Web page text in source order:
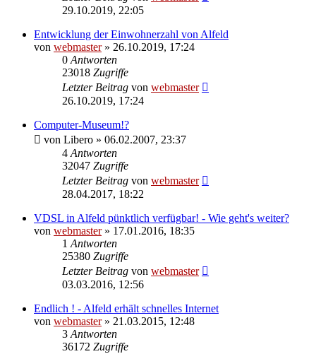
29.10.2019, 22:05
Entwicklung der Einwohnerzahl von Alfeld
von webmaster» 26.10.2019, 17:24
0 Antworten
23018 Zugriffe
Letzter Beitrag von webmaster
26.10.2019, 17:24
Computer-Museum!?
von Libero » 06.02.2007, 23:37
4 Antworten
32047 Zugriffe
Letzter Beitrag von webmaster
28.04.2017, 18:22
VDSL in Alfeld pünktlich verfügbar! - Wie geht's weiter?
von webmaster» 17.01.2016, 18:35
1 Antworten
25380 Zugriffe
Letzter Beitrag von webmaster
03.03.2016, 12:56
Endlich ! - Alfeld erhält schnelles Internet
von webmaster» 21.03.2015, 12:48
3 Antworten
36172 Zugriffe